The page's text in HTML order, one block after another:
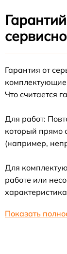
Гарантия от
Что считается
Для работ:
который прямо
(например,
Для
работе или
Показать